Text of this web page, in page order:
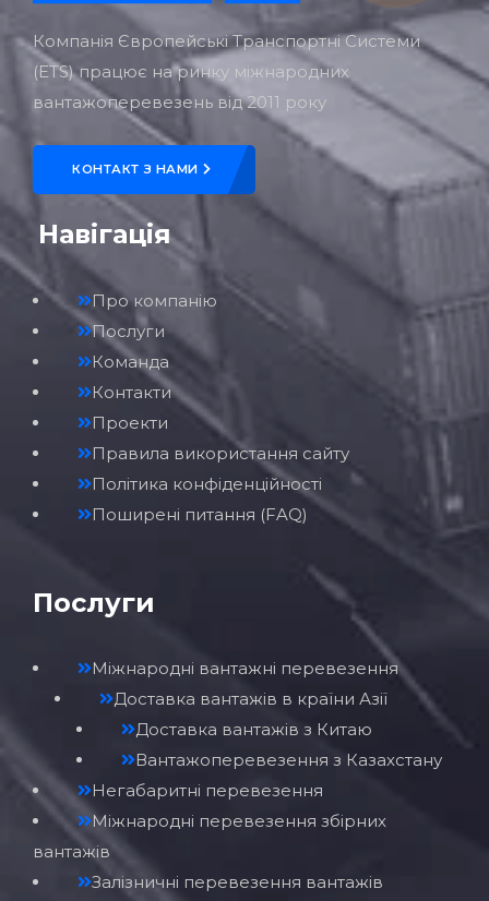
Компанія Європейські Транспортні Системи
(ETS) працює на ринку міжнародних
вантажоперевезень від 2011 року
КОНТАКТ З НАМИ
Навігація
Про компанію
Послуги
Команда
Контакти
Проекти
Правила використання сайту
Політика конфіденційності
Поширені питання (FAQ)
Послуги
Міжнародні вантажні перевезення
Доставка вантажів в країни Азії
Доставка вантажів з Китаю
Вантажоперевезення з Казахстану
Негабаритні перевезення
Міжнародні перевезення збірних
вантажів
Залізничні перевезення вантажів